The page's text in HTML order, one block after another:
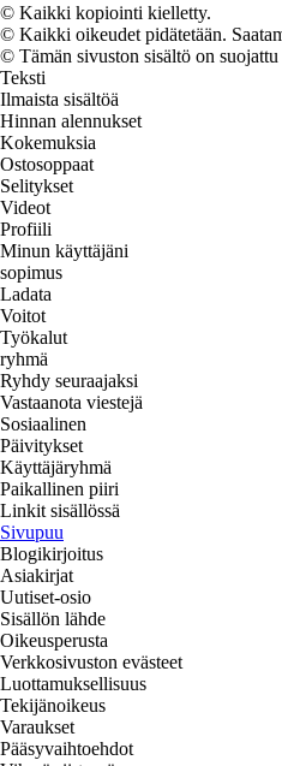
© Kaikki kopiointi kielletty.
© Kaikki oikeudet pidätetään.
© Tämän sivuston sisältö on
Teksti
Ilmaista sisältöä
Hinnan alennukset
Kokemuksia
Ostosoppaat
Selitykset
Videot
Profiili
Minun käyttäjäni
sopimus
Ladata
Voitot
Työkalut
ryhmä
Ryhdy seuraajaksi
Vastaanota viestejä
Sosiaalinen
Päivitykset
Käyttäjäryhmä
Paikallinen piiri
Linkit sisällössä
Sivupuu
Blogikirjoitus
Asiakirjat
Uutiset-osio
Sisällön lähde
Oikeusperusta
Verkkosivuston evästeet
Luottamuksellisuus
Tekijänoikeus
Varaukset
Pääsyvaihtoehdot